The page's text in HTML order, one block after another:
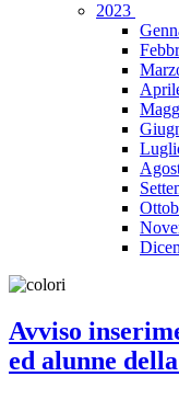
2023
Avviso
ed alunne